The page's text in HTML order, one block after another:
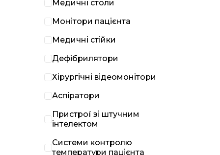
Медичні столи
Монітори пацієнта
Медичні стійки
Дефібрилятори
Хірургічні відеомонітори
Аспіратори
Пристрої зі штучним
інтелектом
Системи контролю
температури пацієнта